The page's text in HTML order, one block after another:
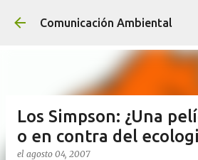
Ir al contenido
Comunicación Ambiental
Los Simpson: ¿Una
o en contra del
el agosto 04, 2007